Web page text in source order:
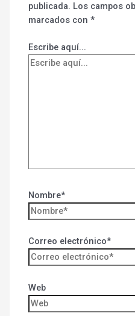
publicada. Los campos
marcados con*
Escribe aquí...
Nombre*
Correo electrónico*
Web